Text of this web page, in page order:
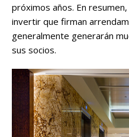
próximos años. En
invertir que firman
generalmente generarán
sus socios.